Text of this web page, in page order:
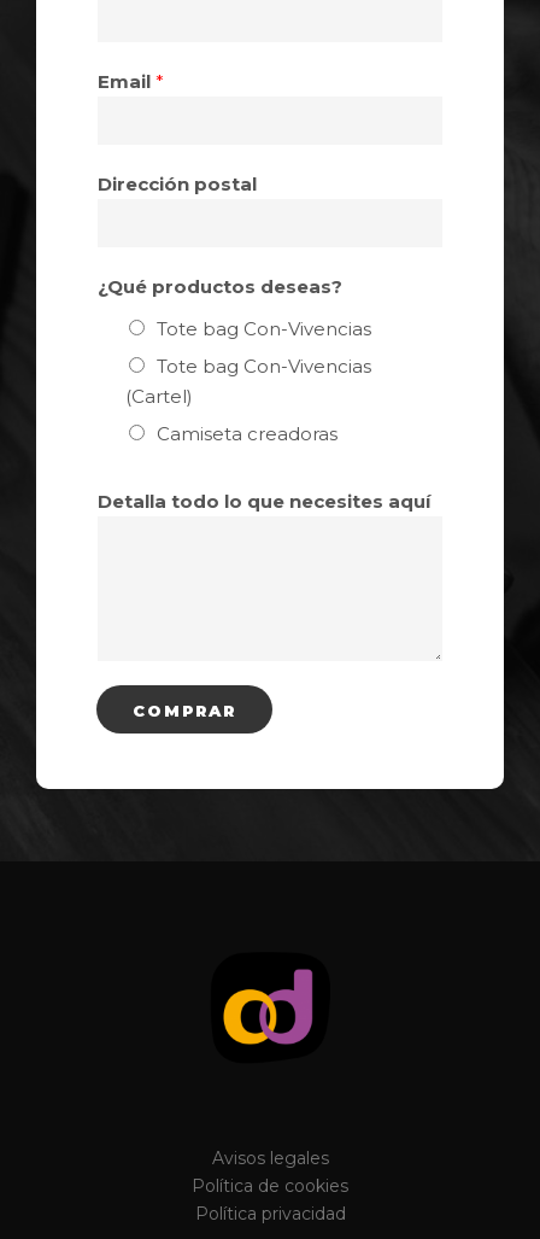
Email *
Dirección postal
¿Qué productos deseas?
Tote bag Con-Vivencias
Tote bag Con-Vivencias
(Cartel)
Camiseta creadoras
Detalla todo lo que necesites aquí
COMPRAR
Avisos legales
Política de cookies
Política privacidad